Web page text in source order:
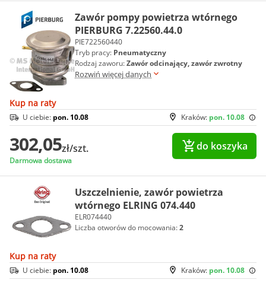
Zawór pompy powietrza wtórnego
PIERBURG 7.22560.44.0
PIE722560440
Tryb pracy: Pneumatyczny
Rodzaj zaworu:Zawór odcinający, zawór zwrotny
Rozwiń więcej danych
Kup na raty
Kraków: pon. 10.08
U ciebie: pon. 10.08
302,05zł/szt.
Darmowa dostawa
do koszyka
Uszczelnienie, zawór powietrza
wtórnego ELRING 074.440
ELR074440
Liczba otworów do mocowania:2
Kup na raty
Kraków: pon. 10.08
U ciebie: pon. 10.08